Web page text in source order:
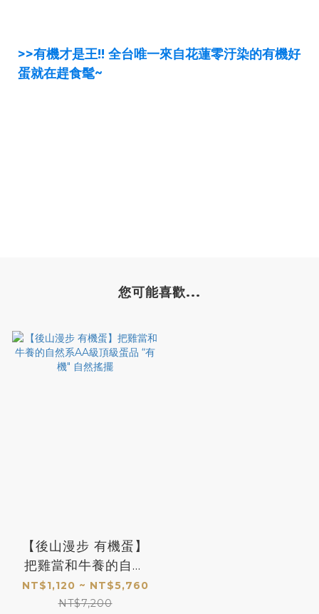
>>有機才是王!! 全台唯一來自花蓮零汙染的有機好
蛋就在趕食髦~
您可能喜歡...
【後山漫步 有機蛋】
把雞當和牛養的自然
系AA級頂級蛋品 “有
機" 自然搖擺
NT$1,120 ~ NT$5,760
NT$7,200